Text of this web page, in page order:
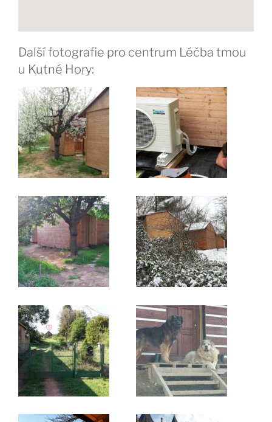
Další fotografie pro centrum Léčba tmou
u Kutné Hory: